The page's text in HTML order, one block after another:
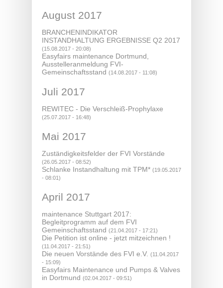
August 2017
BRANCHENINDIKATOR
INSTANDHALTUNG ERGEBNISSE Q2 2017
(15.08.2017 - 20:08)
Easyfairs maintenance Dortmund,
Ausstelleranmeldung FVI-
Gemeinschaftsstand (14.08.2017 - 11:08)
Juli 2017
REWITEC - Die Verschleiß-Prophylaxe
(25.07.2017 - 16:48)
Mai 2017
Zuständigkeitsfelder der FVI Vorstände
(26.05.2017 - 08:52)
Schlanke Instandhaltung mit TPM* (19.05.2017
- 08:01)
April 2017
maintenance Stuttgart 2017:
Begleitprogramm auf dem FVI
Gemeinschaftsstand (21.04.2017 - 17:21)
Die Petition ist online - jetzt mitzeichnen !
(11.04.2017 - 21:51)
Die neuen Vorstände des FVI e.V. (11.04.2017
- 15:09)
Easyfairs Maintenance und Pumps & Valves
in Dortmund (02.04.2017 - 09:51)